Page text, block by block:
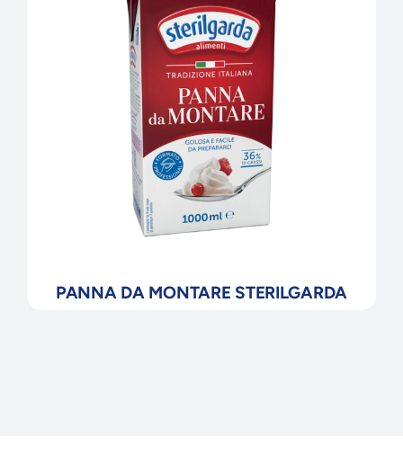
PANNA DA MONTARE STERILGARDA